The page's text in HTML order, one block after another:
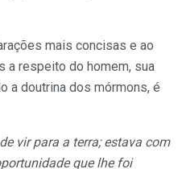
mais concisas e ao
a respeito do homem, sua
a doutrina dos mórmons, é
vir para a terra; estava com
que lhe foi